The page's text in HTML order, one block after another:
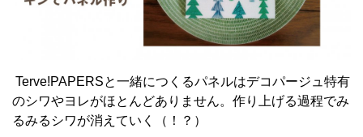
Terve!PAPERSと一緒につくるパネルはデコパージュ特有
のシワやヨレがほとんどありません。作り上げる過程でみ
るみるシワが消えていく（！？）